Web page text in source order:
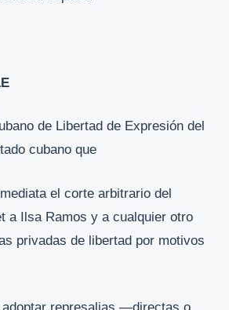
de Libertad de Expresión del
cubano que
el corte arbitrario del
a Ilsa Ramos y a cualquier otro
privadas de libertad por motivos